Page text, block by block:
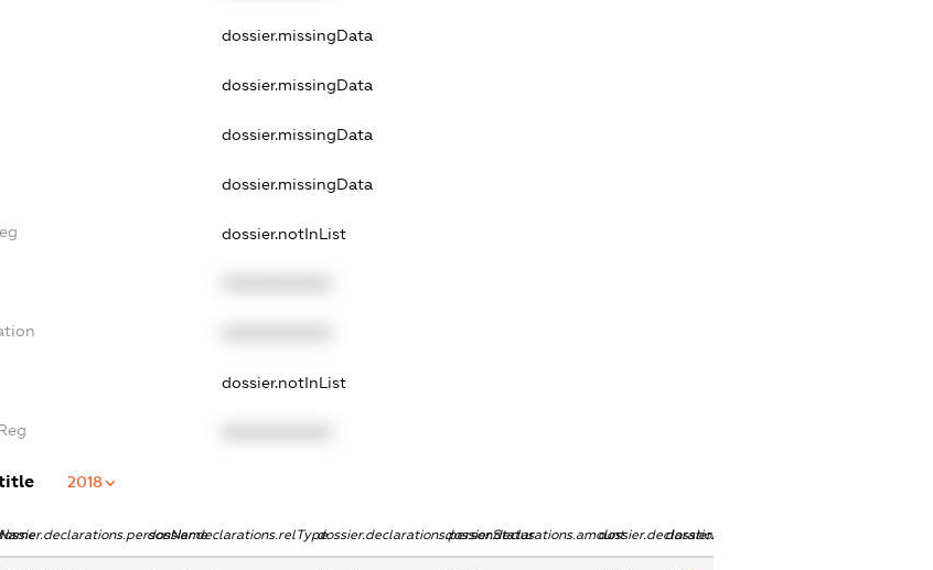
dossier.missingData
dossier.missingData
dossier.missingData
dossier.missingData
dossier.notInList
dossier.notInList
2018
dossier.declarations.relTypedossier.declarations.personStatusdossier.declarations.amountdossier.declarations.currency
dossier.declarations.source